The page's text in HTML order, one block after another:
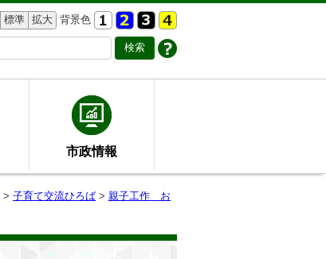
標準 拡大 背景色
市政情報
> 子育て交流ひろば > 親子工作 お